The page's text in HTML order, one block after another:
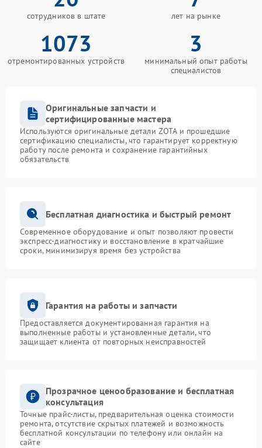
сотрудников в штате лет на рынке
1073
отремонтированных устройств
3
минимальный опыт работы
специалистов
Оригинальные запчасти и
сертифицированные мастера
Используются оригинальные детали ZOTA и прошедшие
сертификацию специалисты, что гарантирует корректную
работу после ремонта и сохранение гарантийных
обязательств
Бесплатная диагностика и быстрый ремонт
Современное оборудование и опыт позволяют провести
экспресс-диагностику и восстановление в кратчайшие
сроки, минимизируя время без устройства
Гарантия на работы и запчасти
Предоставляется документированная гарантия на
выполненные работы и установленные детали, что
защищает клиента от повторных неисправностей
Прозрачное ценообразование и бесплатная
консультация
Точные прайс-листы, предварительная оценка стоимости
ремонта, отсутствие скрытых платежей и возможность
бесплатной консультации по телефону или онлайн на
сайте